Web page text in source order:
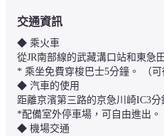
交通資訊
◆ 乘火車
從JR南部線的武藏溝口站和東急
* 乘坐免費穿梭巴士5分鐘。 （可
◆ 汽車的使用
距離京濱第三路的京急川崎IC3分
*配備室外停車場，可自由進出。
◆ 機場交通